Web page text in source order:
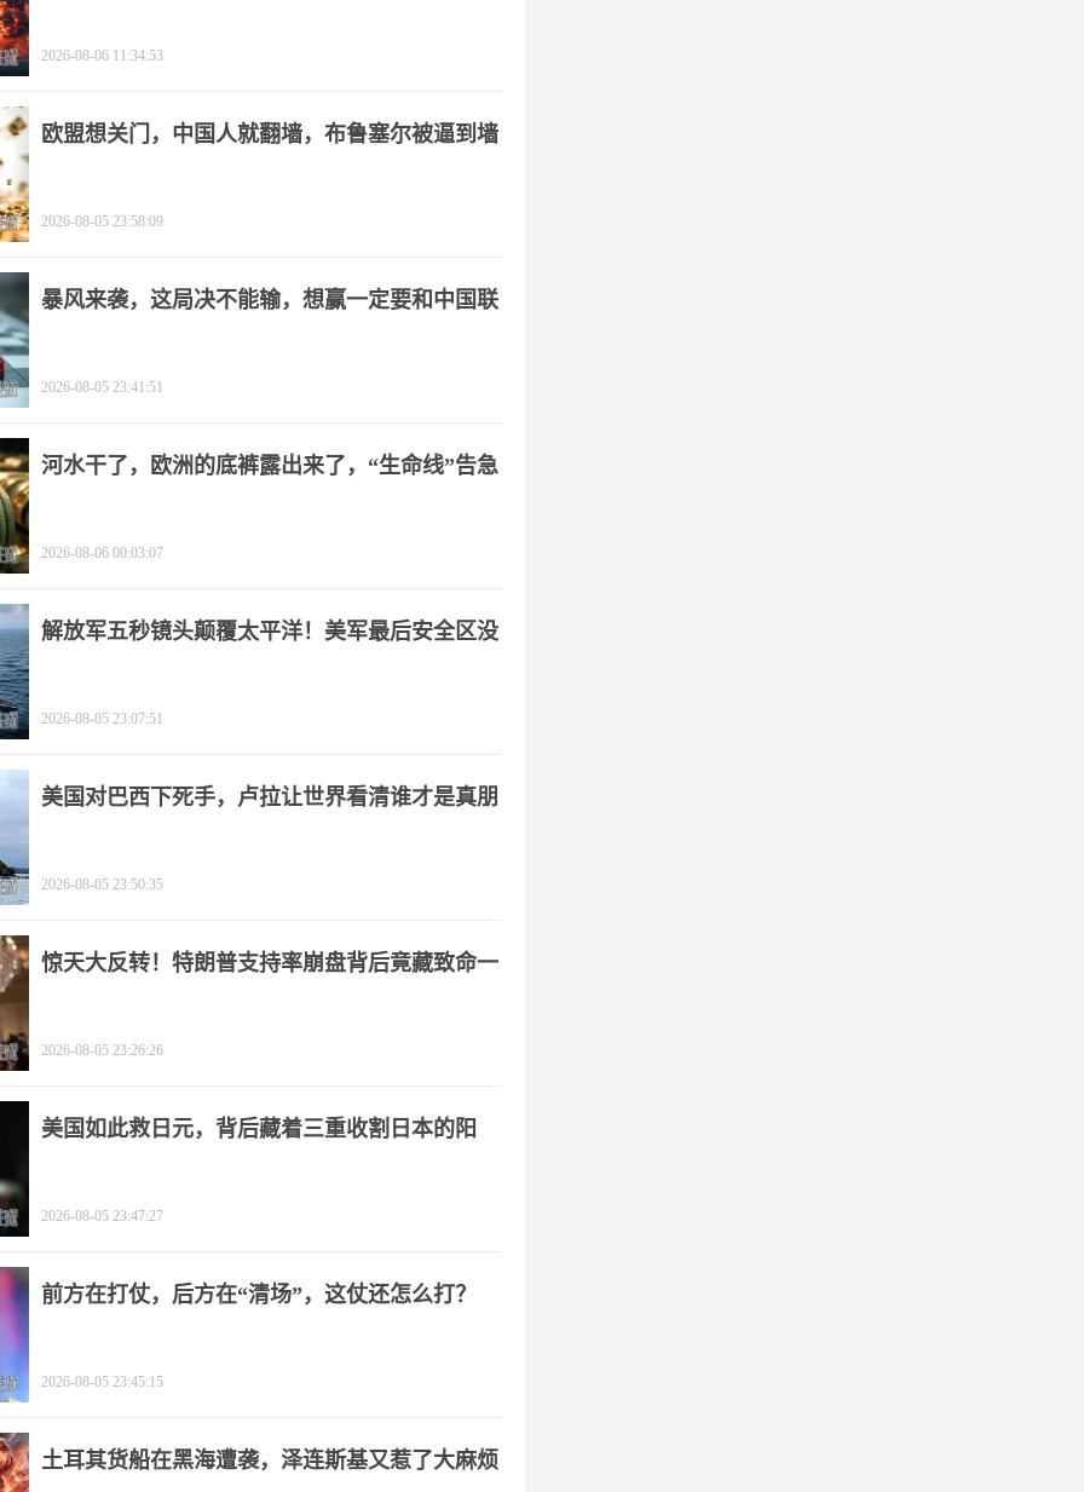
2026-08-06 11:34:53
欧盟想关门，中国人就翻墙，布鲁塞尔被逼到墙
2026-08-05 23:58:09
暴风来袭，这局决不能输，想赢一定要和中国联
2026-08-05 23:41:51
河水干了，欧洲的底裤露出来了，“生命线”告急
2026-08-06 00:03:07
解放军五秒镜头颠覆太平洋！美军最后安全区没
2026-08-05 23:07:51
美国对巴西下死手，卢拉让世界看清谁才是真朋
2026-08-05 23:50:35
惊天大反转！特朗普支持率崩盘背后竟藏致命一
2026-08-05 23:26:26
美国如此救日元，背后藏着三重收割日本的阳
2026-08-05 23:47:27
前方在打仗，后方在“清场”，这仗还怎么打？
2026-08-05 23:45:15
土耳其货船在黑海遭袭，泽连斯基又惹了大麻烦